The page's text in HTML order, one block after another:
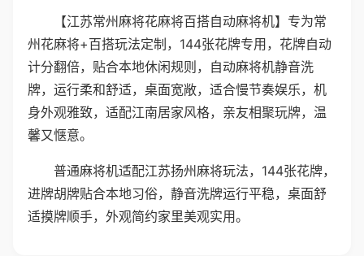
【江苏常州麻将花麻将百搭自动麻将机】专为常
州花麻将+百搭玩法定制，144张花牌专用，花牌自动
计分翻倍，贴合本地休闲规则，自动麻将机静音洗
牌，运行柔和舒适，桌面宽敞，适合慢节奏娱乐，机
身外观雅致，适配江南居家风格，亲友相聚玩牌，温
馨又惬意。
普通麻将机适配江苏扬州麻将玩法，144张花牌，
进牌胡牌贴合本地习俗，静音洗牌运行平稳，桌面舒
适摸牌顺手，外观简约家里美观实用。